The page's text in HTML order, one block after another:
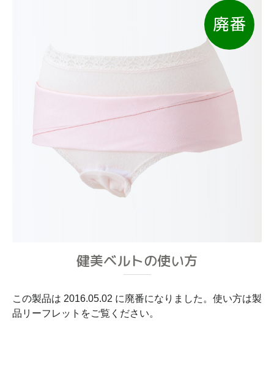
廃番
健美ベルトの使い方
この製品は 2016.05.02 に廃番になりました。使い方は製
品リーフレットをご覧ください。